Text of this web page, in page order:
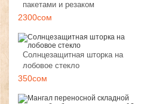
пакетами и резаком
2300сом
Солнцезащитная шторка на
лобовое стекло
350сом